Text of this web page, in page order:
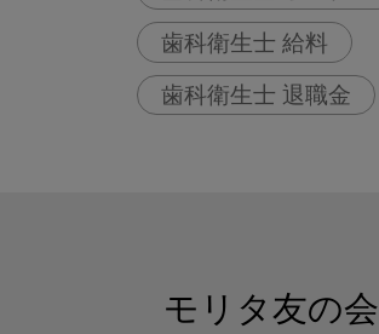
歯科衛生士 給料
歯科衛生士 退職金
モリタ友の会